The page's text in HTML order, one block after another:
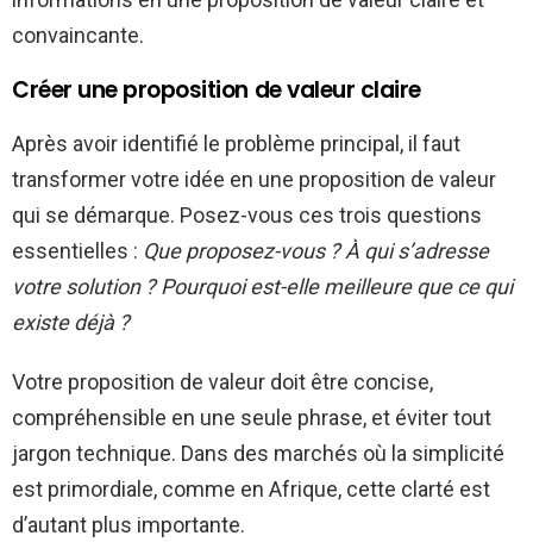
convaincante.
Créer une proposition de valeur claire
Après avoir identifié le problème principal, il faut
transformer votre idée en une proposition de valeur
qui se démarque. Posez-vous ces trois questions
essentielles : Que proposez-vous ? À qui s’adresse
votre solution ? Pourquoi est-elle meilleure que ce qui
existe déjà ?
Votre proposition de valeur doit être concise,
compréhensible en une seule phrase, et éviter tout
jargon technique. Dans des marchés où la simplicité
est primordiale, comme en Afrique, cette clarté est
d’autant plus importante.